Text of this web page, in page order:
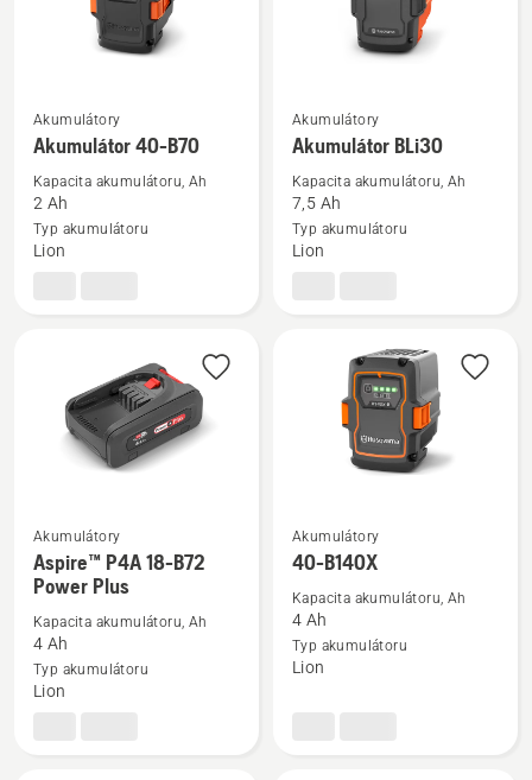
Zobrazit
více
informací
Akumulátor
Akumulátory
Akumulátor 40-B70
Kapacita akumulátoru, Ah
2 Ah
Typ akumulátoru
Lion
Zobrazit
více
informací
Akumulátor
Akumulátory
Akumulátor BLi30
Kapacita akumulátoru, Ah
7,5 Ah
Typ akumulátoru
Lion
Zobrazit
více
informací
Aspire™
P4A
Akumulátory
Aspire™ P4A 18-B72
Power Plus
Kapacita akumulátoru, Ah
4 Ah
Typ akumulátoru
Lion
Zobrazit
informací
40-
Akumulátory
40-B140X
Kapacita akumulátoru, Ah
4 Ah
Typ akumulátoru
Lion